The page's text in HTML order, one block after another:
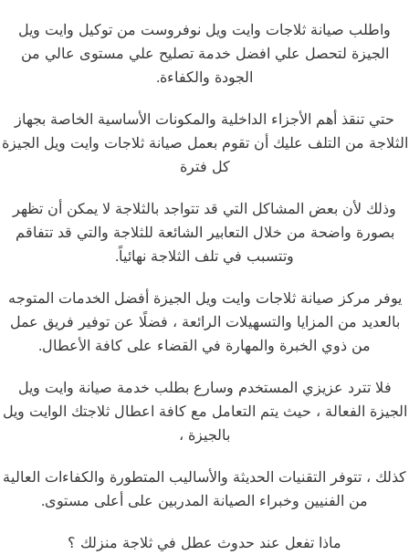
واطلب صيانة ثلاجات وايت ويل نوفروست من توكيل وايت ويل
الجيزة لتحصل علي افضل خدمة تصليح علي مستوى عالي من
الجودة والكفاءة.
حتي تنقذ أهم الأجزاء الداخلية والمكونات الأساسية الخاصة بجهاز
الثلاجة من التلف عليك أن تقوم بعمل صيانة ثلاجات وايت ويل الجيزة
كل فترة
وذلك لأن بعض المشاكل التي قد تتواجد بالثلاجة لا يمكن أن تظهر
بصورة واضحة من خلال التعابير الشائعة للثلاجة والتي قد تتفاقم
وتتسبب في تلف الثلاجة نهائياً.
يوفر مركز صيانة ثلاجات وايت ويل الجيزة أفضل الخدمات المتوجه
بالعديد من المزايا والتسهيلات الرائعة ، فضلًا عن توفير فريق عمل
من ذوي الخبرة والمهارة في القضاء على كافة الأعطال.
فلا تترد عزيزي المستخدم وسارع بطلب خدمة صيانة وايت ويل
الجيزة الفعالة ، حيث يتم التعامل مع كافة اعطال ثلاجتك الوايت ويل
بالجيزة ،
كذلك ، تتوفر التقنيات الحديثة والأساليب المتطورة والكفاءات العالية
من الفنيين وخبراء الصيانة المدربين على أعلى مستوى.
ماذا تفعل عند حدوث عطل في ثلاجة منزلك ؟